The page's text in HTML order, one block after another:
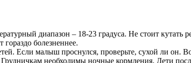
диапазон – 18-23 градуса. Не стоит
болезненнее.
Если малыш проснулся, проверьте, сухой ли он.
необходимы ночные кормления. Дети